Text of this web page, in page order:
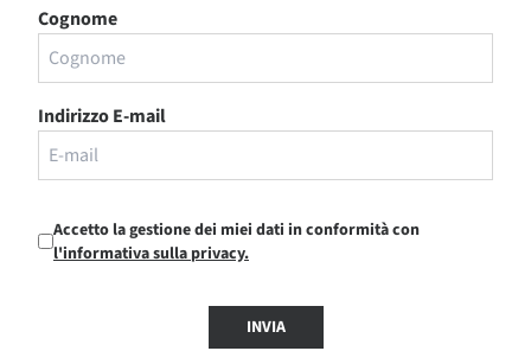
Cognome
Indirizzo E-mail
Accetto la gestione dei miei dati in conformità con
l'informativa sulla privacy.
INVIA